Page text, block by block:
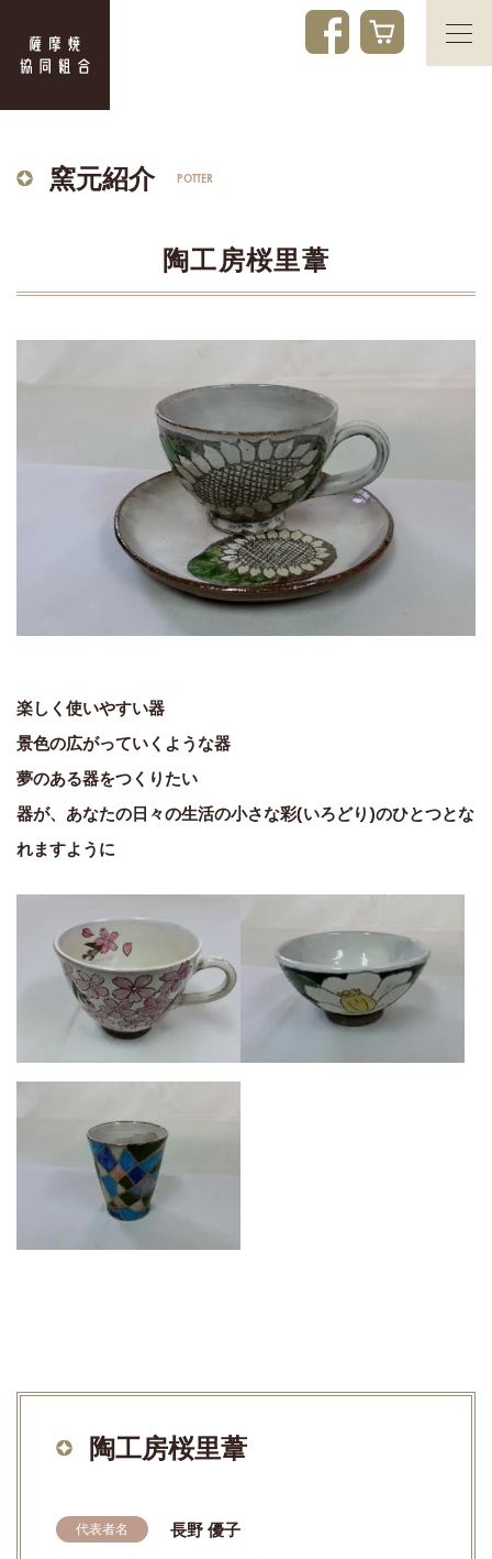
窯元紹介 POTTER
陶工房桜里葦
楽しく使いやすい器
景色の広がっていくような器
夢のある器をつくりたい
器が、あなたの日々の生活の小さな彩(いろどり)のひとつとな
れますように
陶工房桜里葦
代表者名 長野 優子